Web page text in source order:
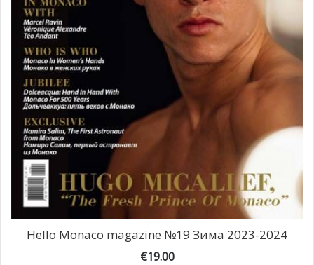
Hello Monaco magazine №19 Зима 2023-2024
€19.00